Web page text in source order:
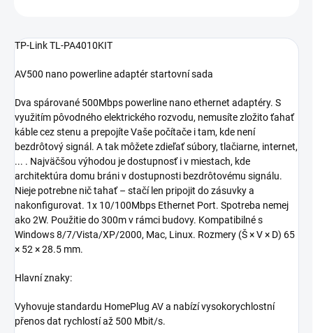
TP-Link TL-PA4010KIT
AV500 nano powerline adaptér startovní sada
Dva spárované 500Mbps powerline nano ethernet adaptéry. S
využitím pôvodného elektrického rozvodu, nemusíte zložito ťahať
káble cez stenu a prepojíte Vaše počítače i tam, kde není
bezdrôtový signál. A tak môžete zdieľať súbory, tlačiarne, internet,
... . Najväčšou výhodou je dostupnosť i v miestach, kde
architektúra domu bráni v dostupnosti bezdrôtovému signálu.
Nieje potrebne nič tahať – stačí len pripojit do zásuvky a
nakonfigurovat. 1x 10/100Mbps Ethernet Port. Spotreba nemej
ako 2W. Použitie do 300m v rámci budovy. Kompatibilné s
Windows 8/7/Vista/XP/2000, Mac, Linux. Rozmery (Š × V × D) 65
× 52 × 28.5 mm.
Hlavní znaky:
Vyhovuje standardu HomePlug AV a nabízí vysokorychlostní
přenos dat rychlostí až 500 Mbit/s.